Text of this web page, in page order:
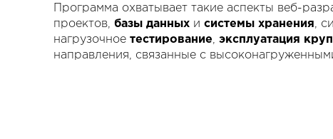
Программа охватывает такие аспекты веб-
проектов, базы данных и системы хранения,
нагрузочное тестирование, эксплуатация
направления, связанные с